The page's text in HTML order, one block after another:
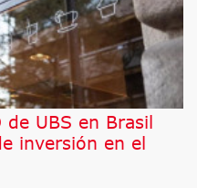
de UBS en Brasil
inversión en el